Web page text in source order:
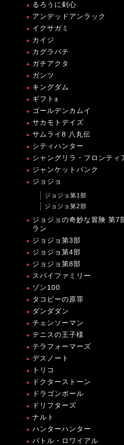
るろうに剣心
アンデッドアンラック
イクサガミ
カイジ
カグラバチ
ガチアクタ
ガンツ
キングダム
ギフト±
ゴールデンカムイ
サカモトデイズ
サムライ8 八丸伝
シティハンター
シャングリラ・フロンティ
ジャンケットバンク
ジョジョ
ジョジョ第1部
ジョジョ第2部
ジョジョの奇妙な冒険 第7
ラン
ジョジョ第3部
ジョジョ第4部
ジョジョ第8部
スパイファミリー
ゾン100
タコピーの原罪
ダンダダン
チェンソーマン
テニスの王子様
テラフォーマーズ
デスノート
トリコ
ドクターストーン
ドラゴンボール
ドリフターズ
ナルト
ハンターハンター
バトル・ロワイアル